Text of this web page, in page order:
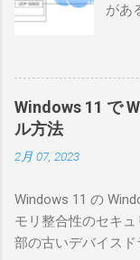
があ
と
線局
に
く
合は
無線
う。
Windows 11 で
ル方法
2月 07, 2023
Windows 11 の
モリ整合性のセキ
部の古いデバイスド